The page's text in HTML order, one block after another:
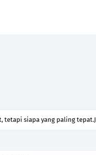
siapa yang paling